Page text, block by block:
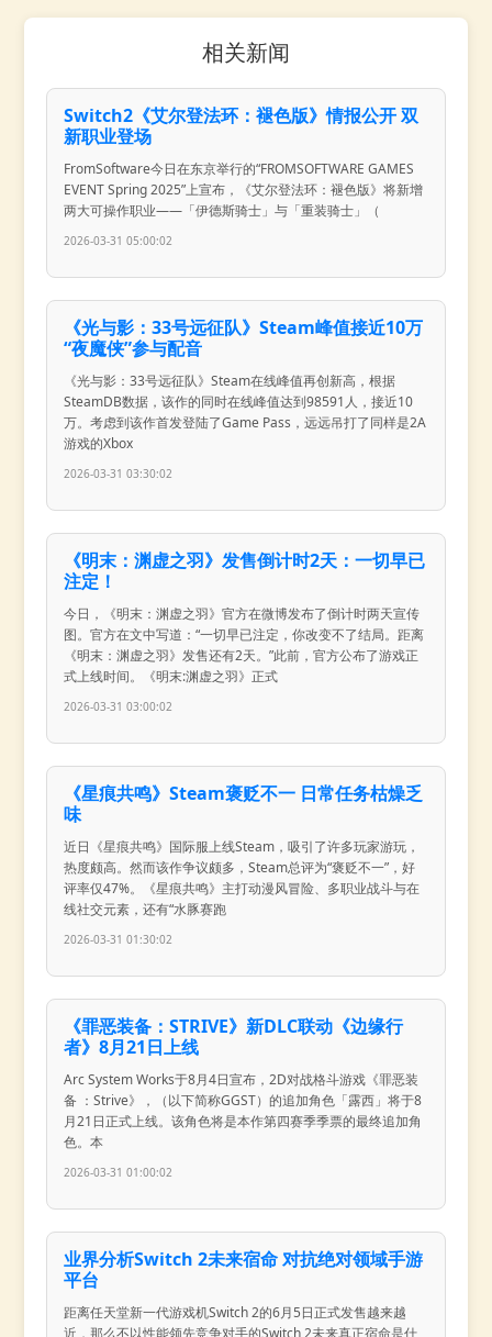
相关新闻
Switch2《艾尔登法环：褪色版》情报公开 双
新职业登场
FromSoftware今日在东京举行的“FROMSOFTWARE GAMES
EVENT Spring 2025”上宣布，《艾尔登法环：褪色版》将新增
两大可操作职业——「伊德斯骑士」与「重装骑士」（
2026-03-31 05:00:02
《光与影：33号远征队》Steam峰值接近10万
“夜魔侠”参与配音
《光与影：33号远征队》Steam在线峰值再创新高，根据
SteamDB数据，该作的同时在线峰值达到98591人，接近10
万。考虑到该作首发登陆了Game Pass，远远吊打了同样是2A
游戏的Xbox
2026-03-31 03:30:02
《明末：渊虚之羽》发售倒计时2天：一切早已
注定！
今日，《明末：渊虚之羽》官方在微博发布了倒计时两天宣传
图。官方在文中写道：“一切早已注定，你改变不了结局。距离
《明末：渊虚之羽》发售还有2天。”此前，官方公布了游戏正
式上线时间。《明末:渊虚之羽》正式
2026-03-31 03:00:02
《星痕共鸣》Steam褒贬不一 日常任务枯燥乏
味
近日《星痕共鸣》国际服上线Steam，吸引了许多玩家游玩，
热度颇高。然而该作争议颇多，Steam总评为“褒贬不一”，好
评率仅47%。《星痕共鸣》主打动漫风冒险、多职业战斗与在
线社交元素，还有“水豚赛跑
2026-03-31 01:30:02
《罪恶装备：STRIVE》新DLC联动《边缘行
者》8月21日上线
Arc System Works于8月4日宣布，2D对战格斗游戏《罪恶装
备 ：Strive》，（以下简称GGST）的追加角色「露西」将于8
月21日正式上线。该角色将是本作第四赛季季票的最终追加角
色。本
2026-03-31 01:00:02
业界分析Switch 2未来宿命 对抗绝对领域手游
平台
距离任天堂新一代游戏机Switch 2的6月5日正式发售越来越